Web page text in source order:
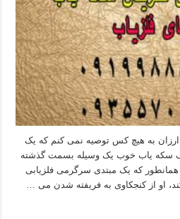
ارزان به هیچ کس توصیه نمی کنم که یک
یک سکه یاب خوب یک وسیله بسمت گذشته
که یک مبتدی سرگرمی فلزیابی
او از کنجکاوی به فریفته شدن می …